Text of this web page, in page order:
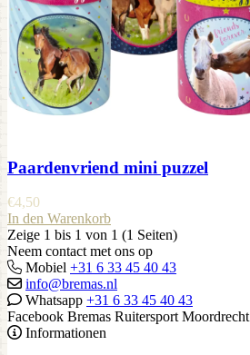
Paardenvriend mini puzzel
€4,50
In den Warenkorb
Zeige 1 bis 1 von 1 (1 Seiten)
Neem contact met ons op
Mobiel +31 6 33 45 40 43
info@bremas.nl
Whatsapp +31 6 33 45 40 43
Facebook Bremas Ruitersport Moordrecht
Informationen